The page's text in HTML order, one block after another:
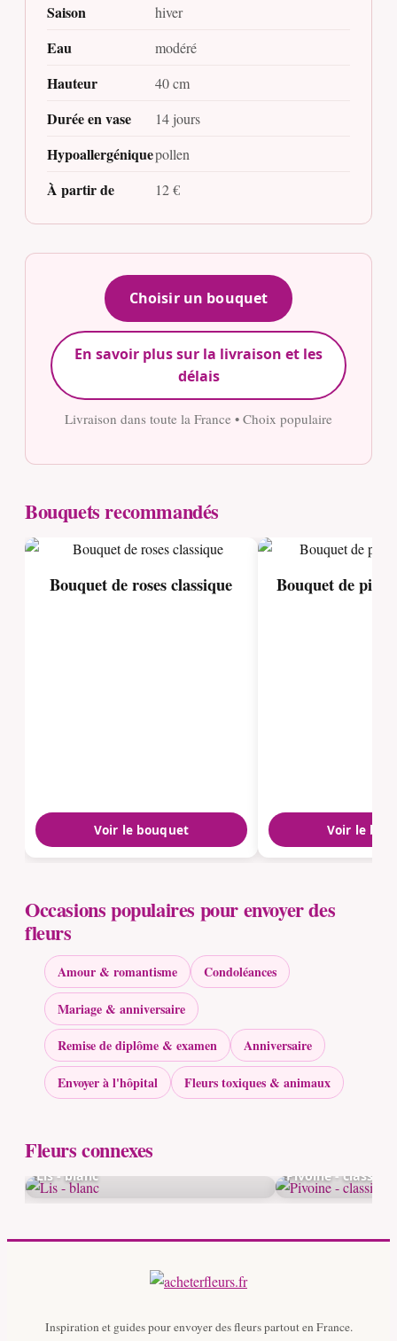
Saison hiver
Eau modéré
Hauteur 40 cm
Durée en vase 14 jours
Hypoallergéniquepollen
À partir de 12 €
Choisir un bouquet
En savoir plus sur la livraison et les
délais
Livraison dans toute la France • Choix populaire
Bouquets recommandés
Bouquet de roses classique
Voir le bouquet
Bouquet de
Voir le
Occasions populaires pour envoyer des
fleurs
Amour & romantisme
Condoléances
Mariage & anniversaire
Remise de diplôme & examen
Anniversaire
Envoyer à l'hôpital
Fleurs toxiques & animaux
Fleurs connexes
Lis - blanc Pivoine -
Inspiration et guides pour envoyer des fleurs partout en France.